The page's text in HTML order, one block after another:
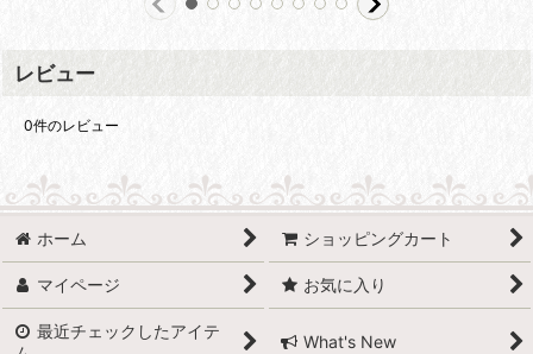
レビュー
0件のレビュー
ホーム ショッピングカート
マイページ お気に入り
最近チェックしたアイテ
What's New